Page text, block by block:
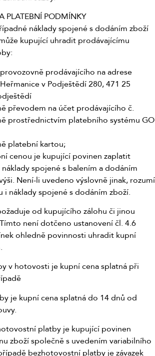
PLATEBNÍ PODMÍNKY
náklady spojené s dodáním zboží
kupující uhradit prodávajícímu
prodávajícího na adrese
v Podještědí 280, 471 25
převodem na účet prodávajícího č.
prostřednictvím platebního systému GO
platební kartou;
cenou je kupující povinen zaplatit
spojené s balením a dodáním
Není-li uvedeno výslovně jinak, rozumí
i náklady spojené s dodáním zboží.
od kupujícího zálohu či jinou
není dotčeno ustanovení čl. 4.6
ohledně povinnosti uhradit kupní
v hotovosti je kupní cena splatná při
je kupní cena splatná do 14 dnů od
platby je kupující povinen
zboží společně s uvedením variabilního
bezhotovostní platby je závazek